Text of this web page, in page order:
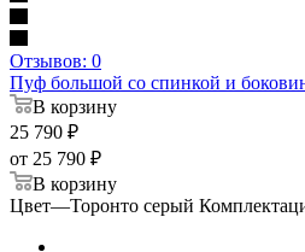
Отзывов: 0
Пуф большой со спинкой и
В корзину
25 790 ₽
от 25 790 ₽
В корзину
Цвет—Торонто серый